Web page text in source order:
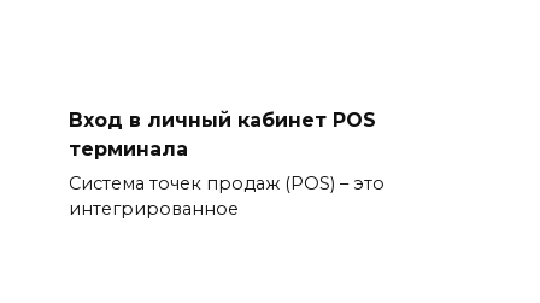
Вход в личный кабинет POS
терминала
Система точек продаж (POS) – это
интегрированное